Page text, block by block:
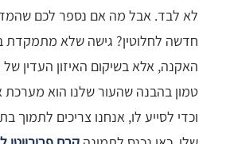
לא לבד. אבל מה אם נספר לכם
חדשה לחלוטין? גישה שלא מתמקדת
האקנה, אלא בשיקום האיזון העדין
טמון בהבנה שהעור שלנו הוא מערכת
וכדי לסייע לו, אנחנו צריכים לתמוך